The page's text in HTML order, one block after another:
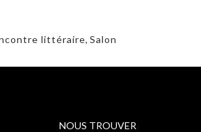
littéraire, Salon
NOUS TROUVER